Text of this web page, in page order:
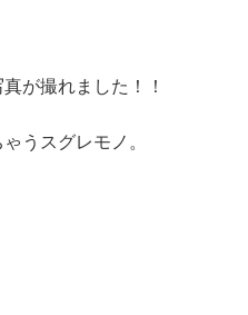
が撮れました！！
うスグレモノ。